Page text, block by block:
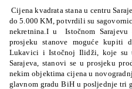
Cijena kvadrata stana u centru
do 5.000 KM, potvrdili su
nekretnina.I u Istočnom
prosjeku stanove moguće kupiti
Lukavici i Istočnoj Ilidži, koje su
Sarajeva, stanovi se u prosjeku
nekim objektima cijena u
glavnom gradu BiH u posljednje tri